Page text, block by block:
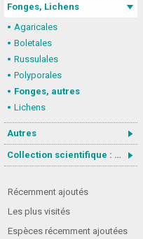
Fonges, Lichens
Agaricales
Boletales
Russulales
Polyporales
Fonges, autres
Lichens
Autres
Collection scientifique : Gastrotricha
Récemment ajoutés
Les plus visités
Espèces récemment ajoutées